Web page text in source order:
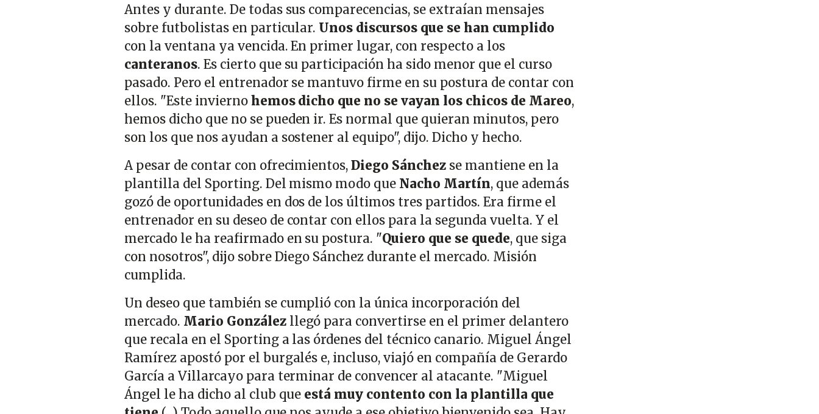
Antes y durante. De todas sus comparecencias, se extraían mensajes
sobre futbolistas en particular. Unos discursos que se han cumplido
con la ventana ya vencida. En primer lugar, con respecto a los
canteranos. Es cierto que su participación ha sido menor que el curso
pasado. Pero el entrenador se mantuvo firme en su postura de contar con
ellos. "Este inviernohemos dicho que no se vayan los chicos de Mareo,
hemos dicho que no se pueden ir. Es normal que quieran minutos, pero
son los que nos ayudan a sostener al equipo", dijo. Dicho y hecho.
A pesar de contar con ofrecimientos,Diego Sánchez se mantiene en la
plantilla del Sporting. Del mismo modo que Nacho Martín, que además
gozó de oportunidades en dos de los últimos tres partidos. Era firme el
entrenador en su deseo de contar con ellos para la segunda vuelta. Y el
mercado le ha reafirmado en su postura. "Quiero que se quede, que siga
con nosotros", dijo sobre Diego Sánchez durante el mercado. Misión
cumplida.
Un deseo que también se cumplió con la única incorporación del
mercado. Mario González llegó para convertirse en el primer delantero
que recala en el Sporting a las órdenes del técnico canario. Miguel Ángel
Ramírez apostó por el burgalés e, incluso, viajó en compañía de Gerardo
García a Villarcayo para terminar de convencer al atacante. "Miguel
Ángel le ha dicho al club que está muy contento con la plantilla que